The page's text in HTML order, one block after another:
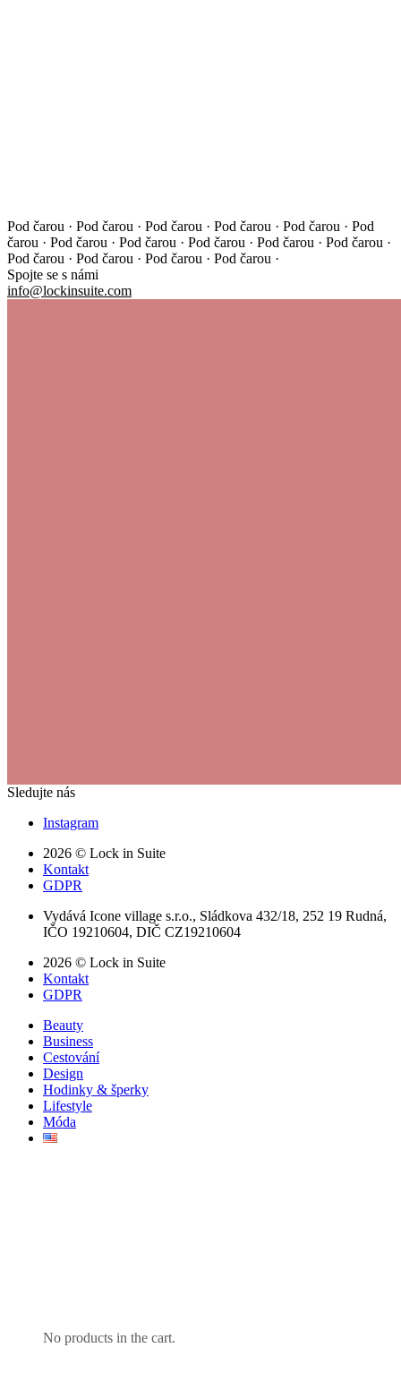
No products in the cart.
Pod čarou · Pod čarou · Pod čarou · Pod čarou · Pod čarou · Pod
čarou · Pod čarou · Pod čarou · Pod čarou · Pod čarou · Pod čarou ·
Pod čarou · Pod čarou · Pod čarou · Pod čarou ·
Spojte se s námi
info@lockinsuite.com
Sledujte nás
Instagram
2026 © Lock in Suite
Kontakt
GDPR
Vydává Icone village s.r.o., Sládkova 432/18, 252 19 Rudná,
IČO 19210604, DIČ CZ19210604
2026 © Lock in Suite
Kontakt
GDPR
Beauty
Business
Cestování
Design
Hodinky & šperky
Lifestyle
Móda